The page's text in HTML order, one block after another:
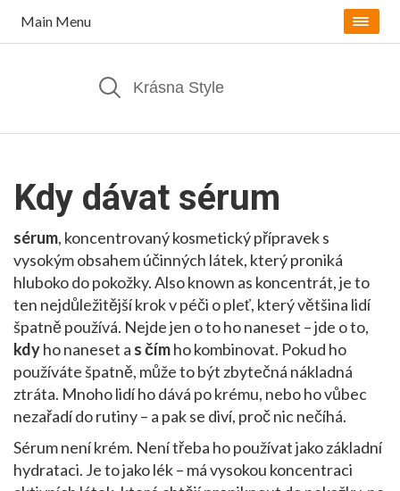
Main Menu
Kdy dávat sérum
sérum, koncentrovaný kosmetický přípravek s
vysokým obsahem účinných látek, který proniká
hluboko do pokožky. Also known as koncentrát, je to
ten nejdůležitější krok v péči o pleť, který většina lidí
špatně používá. Nejde jen o to ho naneset – jde o to,
kdyho naneset a s čímho kombinovat. Pokud ho
používáte špatně, může to být zbytečná nákladná
ztráta. Mnoho lidí ho dává po krému, nebo ho vůbec
nezařadí do rutiny – a pak se diví, proč nic nečíhá.
Sérum není krém. Není třeba ho používat jako základní
hydrataci. Je to jako lék – má vysokou koncentraci